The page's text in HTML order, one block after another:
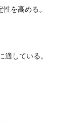
を高める。
している。